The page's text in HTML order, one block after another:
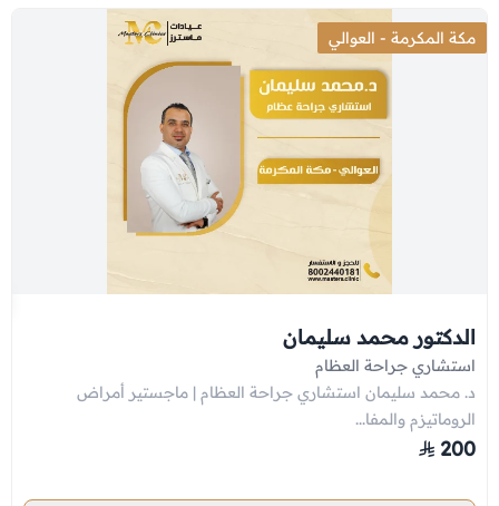
مكة المكرمة - العوالي
الدكتور محمد سليمان
استشاري جراحة العظام
د. محمد سليمان استشاري جراحة العظام | ماجستير أمراض
الروماتيزم والمفا...
200